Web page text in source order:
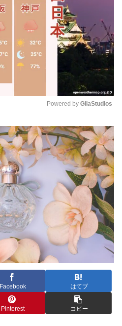
u
t
e
Powered by GliaStudios
Facebook はてブ
Pinterest コピー